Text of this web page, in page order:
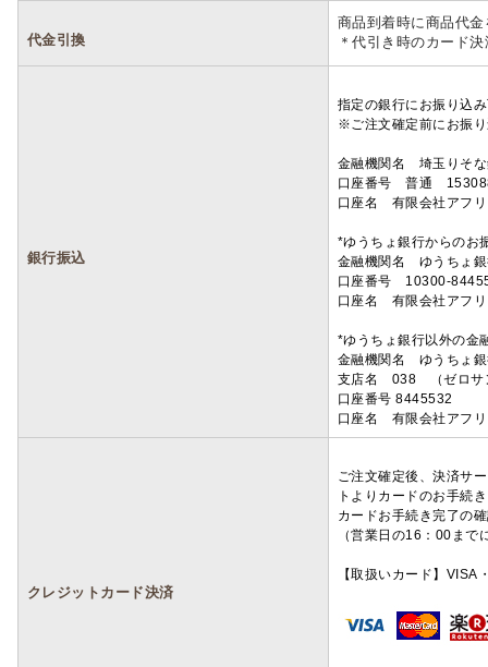
代金引換
商品到着時に商品代
＊代引き時のカード
銀行振込
指定の銀行にお振り込
※ご注文確定前にお振
金融機関名 埼玉りそ
口座番号 普通
口座名 有限会社アフ
*ゆうちょ銀行からのお
金融機関名 ゆうちょ
口座番号 10300-
口座名 有限会社アフ
*ゆうちょ銀行以外の金
金融機関名 ゆうちょ
支店名 038 （ゼロサ
口座番号 8445532
口座名 有限会社アフ
クレジットカード決済
ご注文確定後、決済サ
トよりカードのお手続
カードお手続き完了の
（営業日の16：00ま
【取扱いカード】